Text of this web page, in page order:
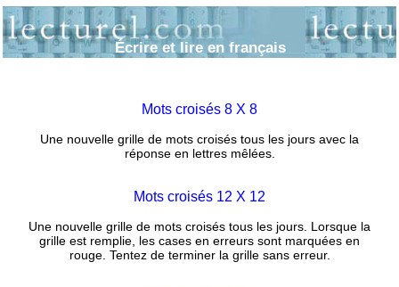
Écrire et lire en français
Mots croisés 8 X 8
Une nouvelle grille de mots croisés tous les jours avec la
réponse en lettres mêlées.
Mots croisés 12 X 12
Une nouvelle grille de mots croisés tous les jours. Lorsque la
grille est remplie, les cases en erreurs sont marquées en
rouge. Tentez de terminer la grille sans erreur.